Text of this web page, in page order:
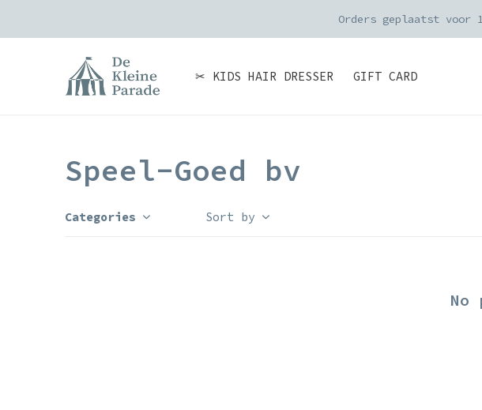
✂ KIDS HAIR DRESSER GIFT CARD
Orders geplaatst voor
Speel-Goed bv
Categories Sort by
No